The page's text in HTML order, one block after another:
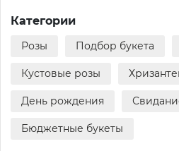
Категории
Розы Подбор букета
Кустовые розы
День рождения
Бюджетные букеты